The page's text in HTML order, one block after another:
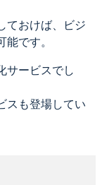
ておけば、ビジ
です。
サービスでし
スも登場してい